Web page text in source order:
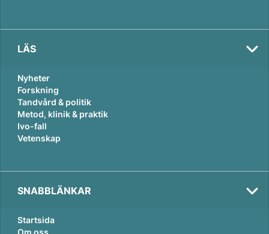
LÄS
Nyheter
Forskning
Tandvård & politik
Metod, klinik & praktik
Ivo-fall
Vetenskap
SNABBLÄNKAR
Startsida
Om oss